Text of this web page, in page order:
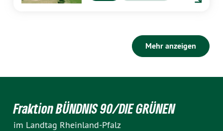
Mehr anzeigen
Fraktion BÜNDNIS 90/DIE GRÜNEN
im Landtag Rheinland-Pfalz